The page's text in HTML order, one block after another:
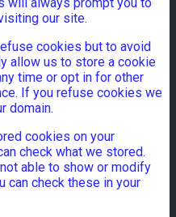
our site.
cookies but to avoid
allow us to store a cookie
time or opt in for other
If you refuse cookies we
domain.
cookies on your
check what we stored.
able to show or modify
can check these in your